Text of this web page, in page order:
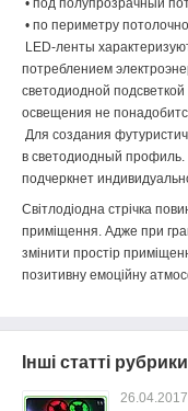
• под полупрозрачный
• по периметру
LED-ленты
потреблением
светодиодной
освещения не
Для создания
в светодиодный
подчеркнет
Світлодіодна стрічка
приміщення. Адже при
змінити простір
позитивну емоційну
Інші статті рубрики
26.04.2017